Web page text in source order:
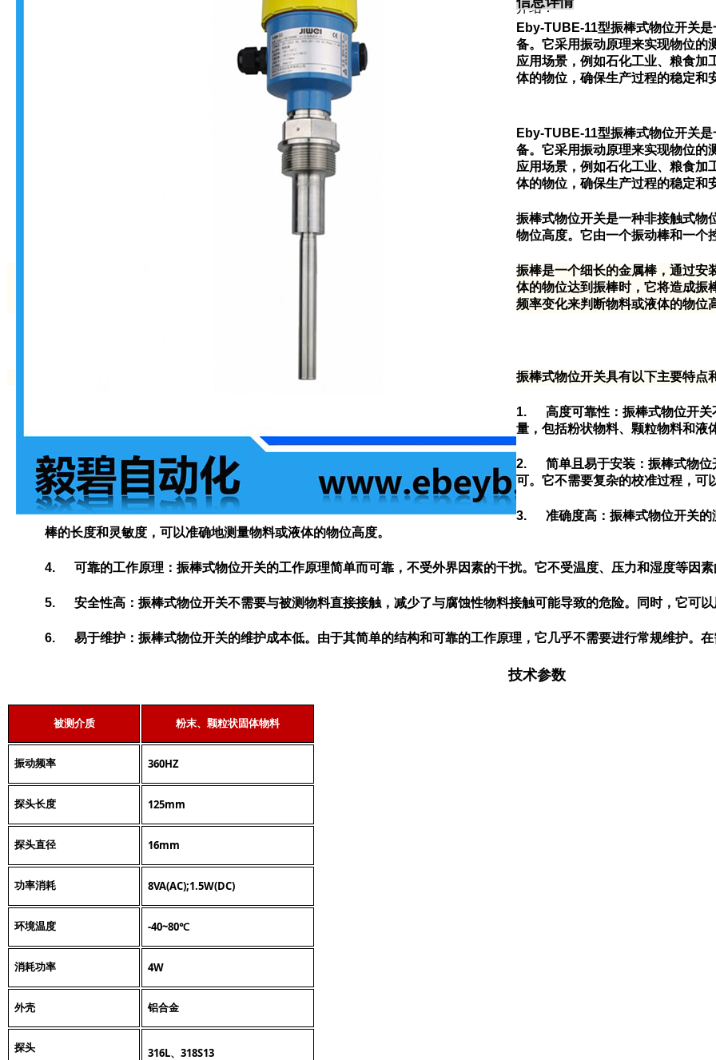
介绍：
Eby-TUBE-11型振棒式物位开关
备。它采用振动原理来实现物位的
应用场景，例如石化工业、粮食加
体的物位，确保生产过程的稳定和
Eby-TUBE-11型振棒式物位开关
备。它采用振动原理来实现物位的
应用场景，例如石化工业、粮食加
体的物位，确保生产过程的稳定和
振棒式物位开关是一种非接触式物
物位高度。它由一个振动棒和一个
振棒是一个细长的金属棒，通过安
体的物位达到振棒时，它将造成振
频率变化来判断物料或液体的物位
振棒式物位开关具有以下主要特点
1. 高度可靠性：振棒式物位开关
量，包括粉状物料、颗粒物料和液
2. 简单且易于安装：振棒式物位
可。它不需要复杂的校准过程，可
3. 准确度高：振棒式物位开关的
棒的长度和灵敏度，可以准确地测量物料或液体的物位高度。
4. 可靠的工作原理：振棒式物位开关的工作原理简单而可靠，不受外界因素的干扰。它不受温度、压力和湿度等因
5. 安全性高：振棒式物位开关不需要与被测物料直接接触，减少了与腐蚀性物料接触可能导致的危险。同时，它可
6. 易于维护：振棒式物位开关的维护成本低。由于其简单的结构和可靠的工作原理，它几乎不需要进行常规维护。
技术参数
被测介质 粉末、颗粒状固体物料
振动频率 360HZ
探头长度 125mm
探头直径 16mm
功率消耗 8VA(AC);1.5W(DC)
环境温度 -40~80℃
消耗功率 4W
外壳 铝合金
探头 316L、 318S13